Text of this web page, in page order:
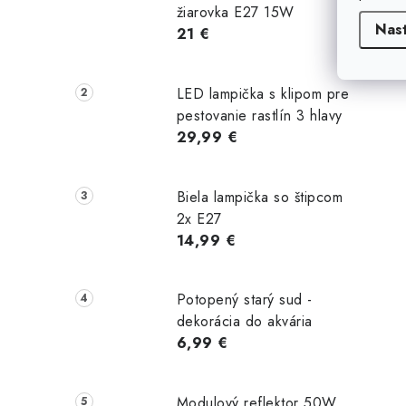
žiarovka E27 15W
21 €
LED lampička s klipom pre
pestovanie rastlín 3 hlavy
29,99 €
Biela lampička so štipcom
2x E27
14,99 €
Potopený starý sud -
dekorácia do akvária
6,99 €
i
s